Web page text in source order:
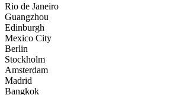
Rio de Janeiro
Guangzhou
Edinburgh
Mexico City
Berlin
Stockholm
Amsterdam
Madrid
Bangkok